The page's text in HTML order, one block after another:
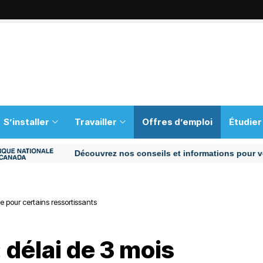
S’installer Travailler Offres d’emploi Étudier
Découvrez nos conseils et informations pour vous
pour certains ressortissants
de 3 mois